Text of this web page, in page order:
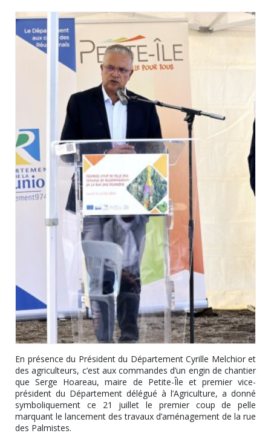
En présence du Président du Département Cyrille Melchior et
des agriculteurs, c’est aux commandes d’un engin de chantier
que Serge Hoareau, maire de Petite-Île et premier vice-
président du Département délégué à l’Agriculture, a donné
symboliquement ce 21 juillet le premier coup de pelle
marquant le lancement des travaux d’aménagement de la rue
des Palmistes.